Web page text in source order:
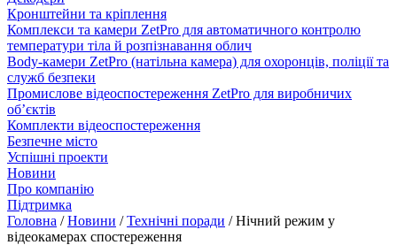
Кронштейни та кріплення
Комплекси та камери ZetPro для автоматичного контролю
температури тіла й розпізнавання облич
Body-камери ZetPro (натільна камера) для охоронців, поліції та
служб безпеки
Промислове відеоспостереження ZetPro для виробничих
об’єктів
Комплекти відеоспостереження
Безпечне місто
Успішні проекти
Новини
Про компанію
Підтримка
Головна / Новини / Технічні поради / Нічний режим у
відеокамерах спостереження